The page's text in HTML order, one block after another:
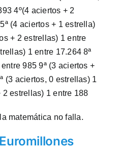
4º(4 aciertos + 2
(4 aciertos + 1 estrella)
+ 2 estrellas) 1 entre
1 entre 17.264 8ª
985 9ª (3 aciertos +
(3 aciertos, 0 estrellas) 1
2 estrellas) 1 entre 188
matemática no falla.
Euromillones